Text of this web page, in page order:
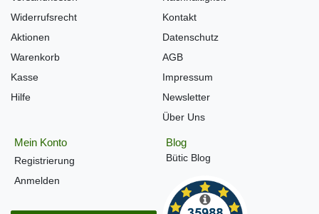
Widerrufsrecht
Aktionen
Warenkorb
Kasse
Hilfe
Kontakt
Datenschutz
AGB
Impressum
Newsletter
Über Uns
Mein Konto
Registrierung
Anmelden
Blog
Bütic Blog